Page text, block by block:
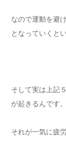
なので運動を避
となっていくと
そして実は上記
が起きるんです。
それが一気に疲